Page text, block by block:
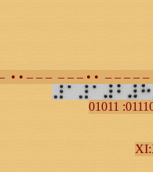
• • – – – – – – • • – – – – –
01011